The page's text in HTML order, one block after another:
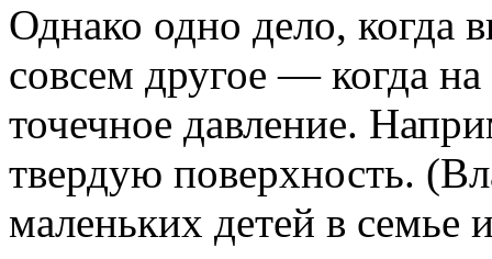
Однако одно дело, когда
совсем другое — когда на
точечное давление.
твердую поверхность.
маленьких детей в семье